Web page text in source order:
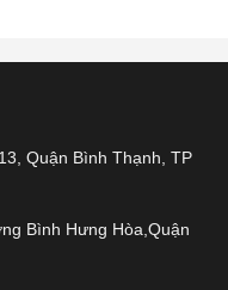
Quận Bình Thạnh, TP
Bình Hưng Hòa,Quận